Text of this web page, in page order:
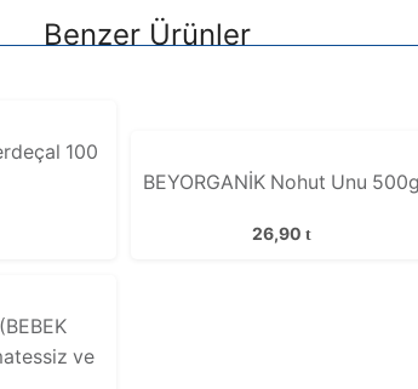
Benzer Ürünler
100
BEYORGANİK Nohut Unu
26,90
ve